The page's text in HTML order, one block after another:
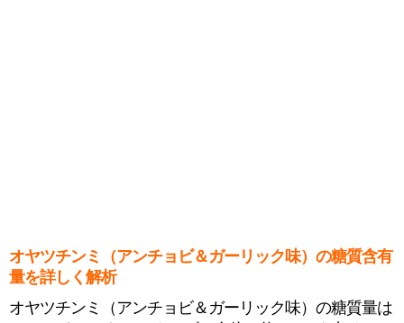
オヤツチンミ（アンチョビ＆ガーリック味）の糖質含有
量を詳しく解析
オヤツチンミ（アンチョビ＆ガーリック味）の糖質量は